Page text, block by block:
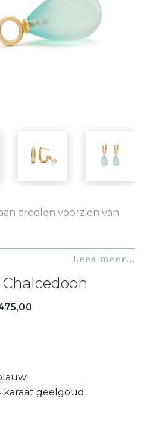
creolen voorzien van
creolen bekijken
zo ontworpen dat ze
en/of Orchid creolen.
creolen
sieraden bekijken
Lees meer...
karaat geelgoud